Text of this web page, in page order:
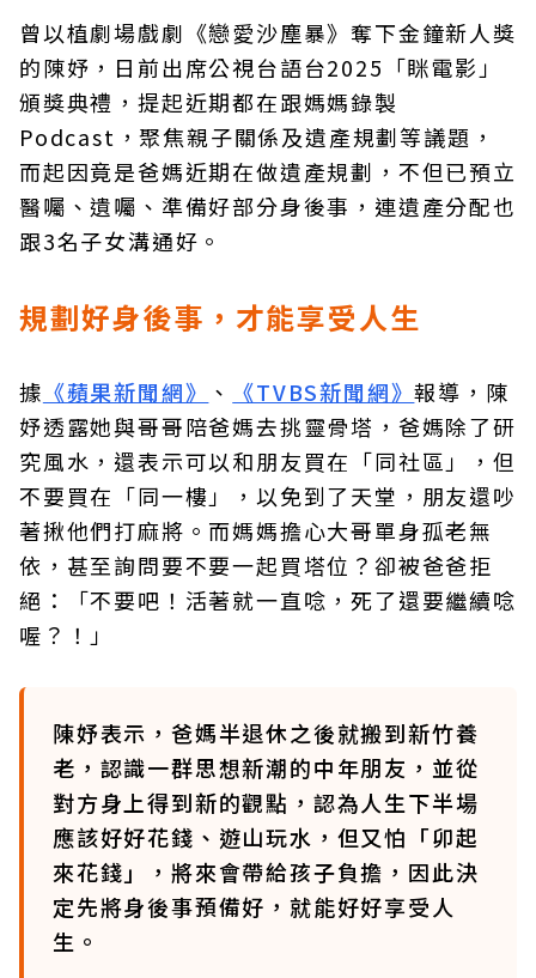
曾以植劇場戲劇《戀愛沙塵暴》奪下金鐘新人獎
的陳妤，日前出席公視台語台2025「眯電影」
頒獎典禮，提起近期都在跟媽媽錄製
Podcast，聚焦親子關係及遺產規劃等議題，
而起因竟是爸媽近期在做遺產規劃，不但已預立
醫囑、遺囑、準備好部分身後事，連遺產分配也
跟3名子女溝通好。
規劃好身後事，才能享受人生
據 《蘋果新聞網》 、 《TVBS新聞網》報導，陳
妤透露她與哥哥陪爸媽去挑靈骨塔，爸媽除了研
究風水，還表示可以和朋友買在「同社區」，但
不要買在「同一樓」，以免到了天堂，朋友還吵
著揪他們打麻將。而媽媽擔心大哥單身孤老無
依，甚至詢問要不要一起買塔位？卻被爸爸拒
絕：「不要吧！活著就一直唸，死了還要繼續唸
喔？！」
陳妤表示，爸媽半退休之後就搬到新竹養
老，認識一群思想新潮的中年朋友，並從
對方身上得到新的觀點，認為人生下半場
應該好好花錢、遊山玩水，但又怕「卯起
來花錢」，將來會帶給孩子負擔，因此決
定先將身後事預備好，就能好好享受人
生。